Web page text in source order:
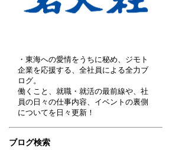
・東海への愛情をうちに秘め、ジモト
企業を応援する、全社員による全力ブ
ログ。
働くこと、就職・就活の最前線や、社
員の日々の仕事内容、イベントの裏側
についてを日々更新！
ブログ検索